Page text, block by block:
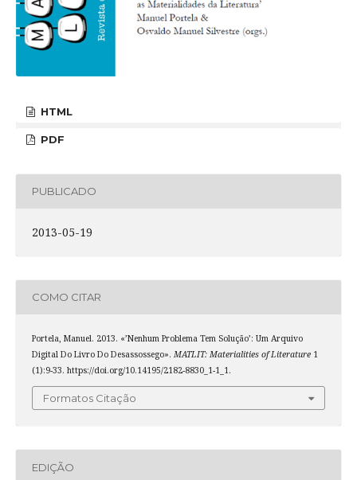
HTML
PDF
PUBLICADO
2013-05-19
COMO CITAR
Portela, Manuel. 2013. «’Nenhum Problema Tem Solução’: Um Arquivo
Digital Do Livro Do Desassossego». MATLIT: Materialities of Literature1
(1):9-33. https://doi.org/10.14195/2182-8830_1-1_1.
Formatos Citação
EDIÇÃO